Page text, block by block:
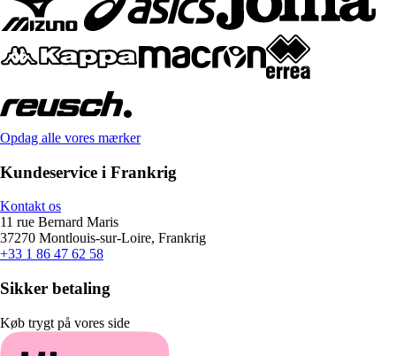
Opdag alle vores mærker
Kundeservice i Frankrig
Kontakt os
11 rue Bernard Maris
37270 Montlouis-sur-Loire, Frankrig
+33 1 86 47 62 58
Sikker betaling
Køb trygt på vores side